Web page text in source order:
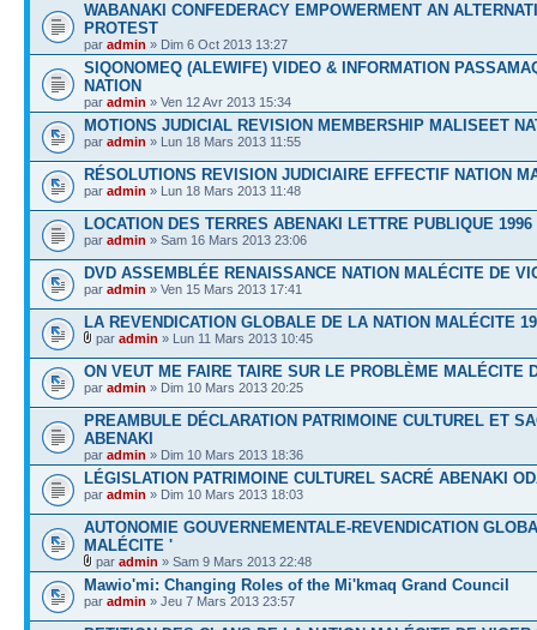
WABANAKI CONFEDERACY EMPOWERMENT AN
PROTEST
par admin » Dim 6 Oct 2013 13:27
SIQONOMEQ (ALEWIFE) VIDEO & INFORMATION
NATION
par admin » Ven 12 Avr 2013 15:34
MOTIONS JUDICIAL REVISION MEMBERSHIP MALISEET
par admin » Lun 18 Mars 2013 11:55
RÉSOLUTIONS REVISION JUDICIAIRE EFFECTIF NATION
par admin » Lun 18 Mars 2013 11:48
LOCATION DES TERRES ABENAKI LETTRE PUBLIQUE 1996
par admin » Sam 16 Mars 2013 23:06
DVD ASSEMBLÉE RENAISSANCE NATION MALÉCITE DE
par admin » Ven 15 Mars 2013 17:41
LA REVENDICATION GLOBALE DE LA NATION MALÉCITE
par admin » Lun 11 Mars 2013 10:45
ON VEUT ME FAIRE TAIRE SUR LE PROBLÈME MALÉCITE
par admin » Dim 10 Mars 2013 20:25
PREAMBULE DÉCLARATION PATRIMOINE CULTUREL ET
ABENAKI
par admin » Dim 10 Mars 2013 18:36
LÉGISLATION PATRIMOINE CULTUREL SACRÉ ABENAKI
par admin » Dim 10 Mars 2013 18:03
AUTONOMIE GOUVERNEMENTALE-REVENDICATION
MALÉCITE '
par admin » Sam 9 Mars 2013 22:48
Mawio'mi: Changing Roles of the Mi'kmaq Grand Council
par admin » Jeu 7 Mars 2013 23:57